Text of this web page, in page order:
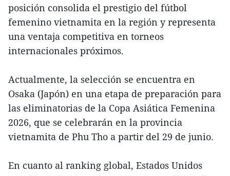
posición consolida el prestigio del fútbol
femenino vietnamita en la región y representa
una ventaja competitiva en torneos
internacionales próximos.
Actualmente, la selección se encuentra en
Osaka (Japón) en una etapa de preparación para
las eliminatorias de la Copa Asiática Femenina
2026, que se celebrarán en la provincia
vietnamita de Phu Tho a partir del 29 de junio.
En cuanto al ranking global, Estados Unidos